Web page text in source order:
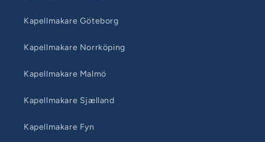
Kapellmakare Göteborg
Kapellmakare Norrköping
Kapellmakare Malmö
Kapellmakare Sjælland
Kapellmakare Fyn